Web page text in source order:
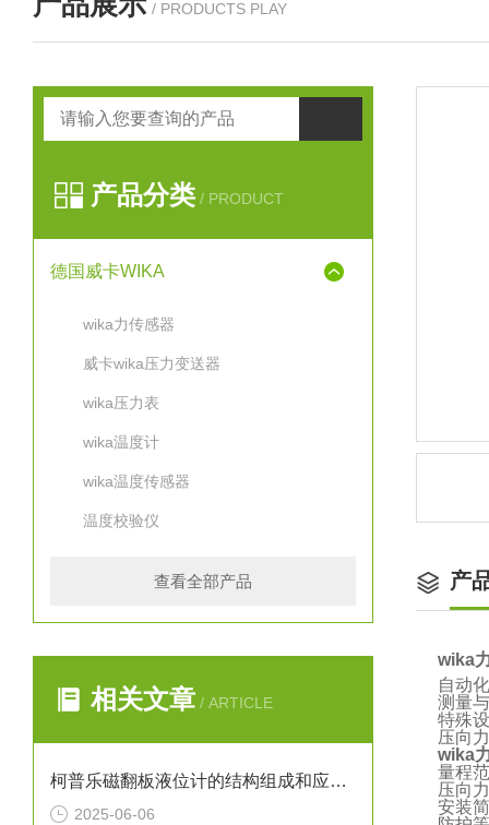
/ PRODUCTS PLAY
产品分类 / PRODUCT
德国威卡WIKA
wika力传感器
威卡wika压力变送器
wika压力表
wika温度计
wika温度传感器
温度校验仪
查看全部产品
相关文章 / ARTICLE
柯普乐磁翻板液位计的结构组成和应用领域
2025-06-06
产
wika
自动
测量
特殊
压向
wika
量程
压向
安装